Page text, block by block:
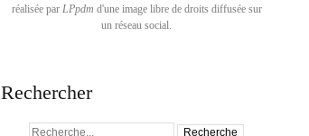
réalisée par LPpdm d'une image libre de droits diffusée sur
un réseau social.
Rechercher